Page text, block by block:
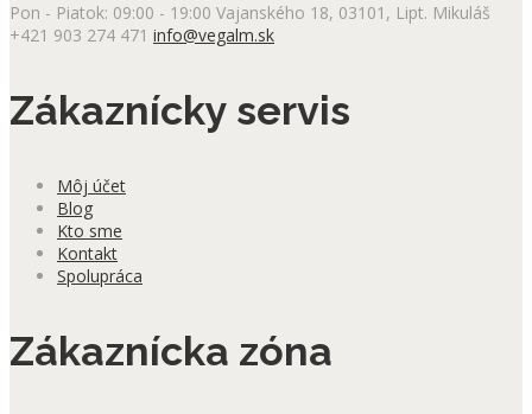
môžete
vybrať
produktu.
Pon - Piatok: 09:00 - 19:00 Vajanského 18, 03101, Lipt. Mikuláš
+421 903 274 471 info@vegalm.sk
Zákaznícky servis
Môj účet
Blog
Kto sme
Kontakt
Spolupráca
Zákaznícka zóna